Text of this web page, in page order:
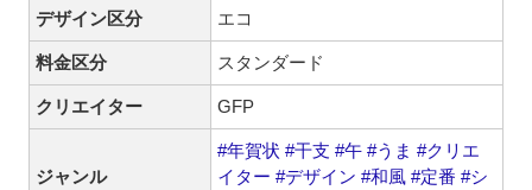
デザイン区分 エコ
料金区分 スタンダード
クリエイター GFP
ジャンル
#年賀状 #干支 #午 #うま #クリエ
イター #デザイン #和風 #定番 #シ